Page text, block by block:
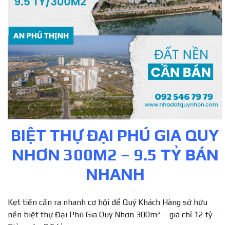
BIỆT THỰ ĐẠI PHÚ GIA QUY
NHƠN 300M2 – 9.5 TỶ BÁN
NHANH
Kẹt tiền cần ra nhanh cơ hội để Quý Khách Hàng sở hữu
nền biệt thự Đại Phú Gia Quy Nhơn 300m² – giá chỉ 12 tỷ –